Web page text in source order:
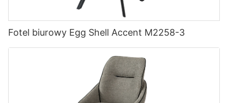
Fotel biurowy Egg Shell Accent M2258-3